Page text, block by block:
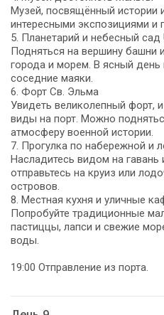
Музей, посвящённый истории
интересными экспозициями и
5. Планетарий и небесный сад
Подняться на вершину башни
города и морем. В ясный день
соседние маяки.
6. Форт Св. Эльма
Увидеть великолепный форт,
виды на порт. Можно
атмосферу военной истории.
7. Прогулка по набережной и
Насладитесь видом на
отправьтесь на круиз или
островов.
8. Местная кухня и уличные
Попробуйте традиционные
пастиццы, лапси и свежие
воды.
19:00 Отправление из порта.